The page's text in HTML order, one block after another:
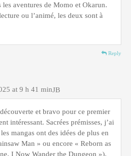
les aventures de Momo et Okarun.
ou l’animé, les deux sont à
Reply
JB
at 9 h 41 min
et bravo pour ce premier
intéressant. Sacrées prémisses, j’ai
mangas ont des idées de plus en
Man » ou encore « Reborn as
I Now Wander the Dungeon »).